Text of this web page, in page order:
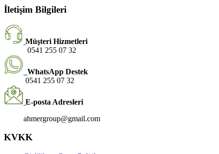
İletişim Bilgileri
Müşteri Hizmetleri
0541 255 07 32
WhatsApp Destek
0541 255 07 32
E-posta Adresleri
ahmergroup@gmail.com
KVKK